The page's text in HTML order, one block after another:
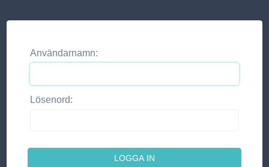
Användarnamn:
Lösenord: